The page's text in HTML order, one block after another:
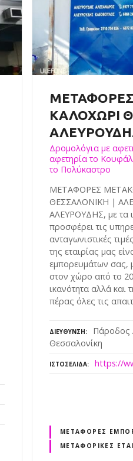
ΚΑΛΟΧΩΡΙ
Δρομολόγια με
αφετηρία το
το Πολύκαστρο
ΜΕΤΑΦΟΡΕΣ
ΘΕΣΣΑΛΟΝΙΚΗ |
ΑΛΕΥΡΟΥΔΗΣ, με τα
προσφέρει τις
ανταγωνιστικές
της εταιρίας μας
εμπορευμάτων σας,
στον χώρο από το
ικανότητα αλλά και
πέρας όλες τις
ΔΙΕΎΘΥΝΣΗ
Πάροδος
Θεσσαλονίκη
ΙΣΤΟΣΕΛΊΔΑ https://
ΜΕΤΑΦΟΡΈΣ
ΜΕΤΑΦΟΡΙΚΈΣ